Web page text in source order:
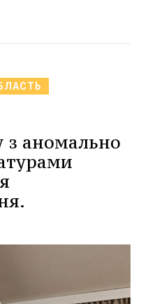
з аномально